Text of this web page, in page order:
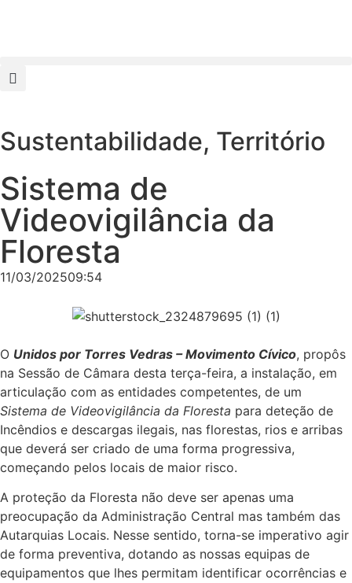
Sustentabilidade, Território
Sistema de
Videovigilância da
Floresta
11/03/202509:54
O Unidos por Torres Vedras – Movimento Cívico, propôs
na Sessão de Câmara desta terça-feira, a instalação, em
articulação com as entidades competentes, de um
Sistema de Videovigilância da Floresta para deteção de
Incêndios e descargas ilegais, nas florestas, rios e arribas
que deverá ser criado de uma forma progressiva,
começando pelos locais de maior risco.
A proteção da Floresta não deve ser apenas uma
preocupação da Administração Central mas também das
Autarquias Locais. Nesse sentido, torna-se imperativo agir
de forma preventiva, dotando as nossas equipas de
equipamentos que lhes permitam identificar ocorrências e